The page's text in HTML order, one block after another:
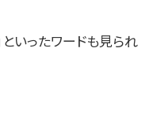
といったワードも見られ